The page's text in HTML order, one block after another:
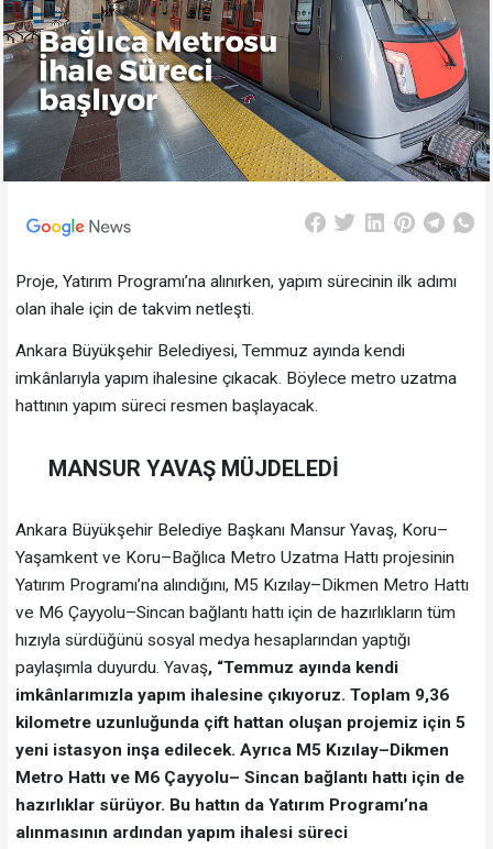
Proje, Yatırım Programı’na alınırken, yapım sürecinin ilk adımı
olan ihale için de takvim netleşti.
Ankara Büyükşehir Belediyesi, Temmuz ayında kendi
imkânlarıyla yapım ihalesine çıkacak. Böylece metro uzatma
hattının yapım süreci resmen başlayacak.
MANSUR YAVAŞ MÜJDELEDİ
Ankara Büyükşehir Belediye Başkanı Mansur Yavaş, Koru–
Yaşamkent ve Koru–Bağlıca Metro Uzatma Hattı projesinin
Yatırım Programı’na alındığını, M5 Kızılay–Dikmen Metro Hattı
ve M6 Çayyolu–Sincan bağlantı hattı için de hazırlıkların tüm
hızıyla sürdüğünü sosyal medya hesaplarından yaptığı
paylaşımla duyurdu. Yavaş, “Temmuz ayında kendi
imkânlarımızla yapım ihalesine çıkıyoruz. Toplam 9,36
kilometre uzunluğunda çift hattan oluşan projemiz için 5
yeni istasyon inşa edilecek. Ayrıca M5 Kızılay–Dikmen
Metro Hattı ve M6 Çayyolu– Sincan bağlantı hattı için de
hazırlıklar sürüyor. Bu hattın da Yatırım Programı’na
alınmasının ardından yapım ihalesi süreci